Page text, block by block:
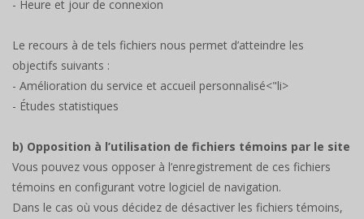
- Heure et jour de connexion
Le recours à de tels fichiers nous permet d’atteindre les
objectifs suivants :
- Amélioration du service et accueil personnalisé<"li>
- Études statistiques
b) Opposition à l’utilisation de fichiers témoins par le site
Vous pouvez vous opposer à l’enregistrement de ces fichiers
témoins en configurant votre logiciel de navigation.
Dans le cas où vous décidez de désactiver les fichiers témoins,